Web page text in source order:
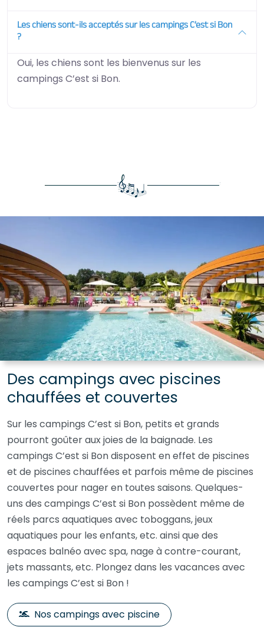
Les chiens sont-ils acceptés sur les campings C’est si Bon
?
Oui, les chiens sont les bienvenus sur les
campings C’est si Bon.
Des campings avec piscines
chauffées et couvertes
Sur les campings C’est si Bon, petits et grands
pourront goûter aux joies de la baignade. Les
campings C’est si Bon disposent en effet de piscines
et de piscines chauffées et parfois même de piscines
couvertes pour nager en toutes saisons. Quelques-
uns des campings C’est si Bon possèdent même de
réels parcs aquatiques avec toboggans, jeux
aquatiques pour les enfants, etc. ainsi que des
espaces balnéo avec spa, nage à contre-courant,
jets massants, etc. Plongez dans les vacances avec
les campings C’est si Bon !
Nos campings avec piscine